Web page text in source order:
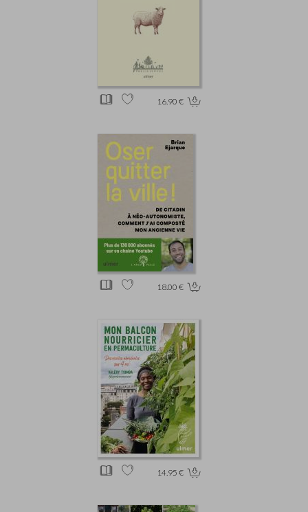
16.90 €
18.00 €
14.95 €